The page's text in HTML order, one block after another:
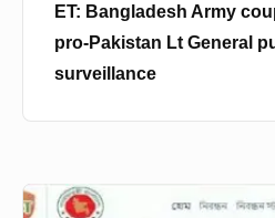
under
surveillance
ET: Bangladesh Army
pro-Pakistan Lt General
surveillance
করোনার